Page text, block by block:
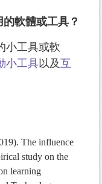
軟體或工具？
小工具或軟
小工具以及互
The influence
study on the
learning